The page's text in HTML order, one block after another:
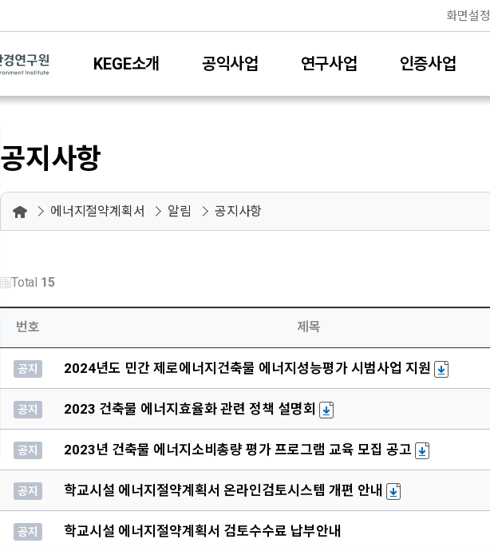
화면설정
KEGE소개 공익사업 연구사업 인증사업
공지사항
에너지절약계획서 알림 공지사항
Total 15
번호 제목
공지 2024년도 민간 제로에너지건축물 에너지성능평가 시범사업 지원
공지 2023 건축물 에너지효율화 관련 정책 설명회
공지 2023년 건축물 에너지소비총량 평가 프로그램 교육 모집 공고
공지 학교시설 에너지절약계획서 온라인검토시스템 개편 안내
공지 학교시설 에너지절약계획서 검토수수료 납부안내